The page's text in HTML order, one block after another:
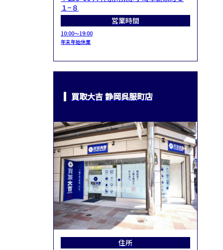
１−８
営業時間
10:00～19:00
年末年始休業
買取大吉 静岡呉服町店
住所